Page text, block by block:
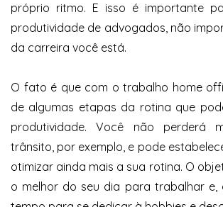
próprio ritmo. E isso é importante
produtividade de advogados, não
da carreira você está.
O fato é que com o trabalho home
de algumas etapas da rotina que
produtividade. Você não perderá
trânsito, por exemplo, e pode
otimizar ainda mais a sua rotina. O
o melhor do seu dia para trabalhar e,